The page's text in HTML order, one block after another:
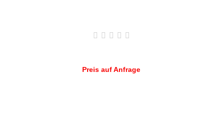
Preis auf Anfrage